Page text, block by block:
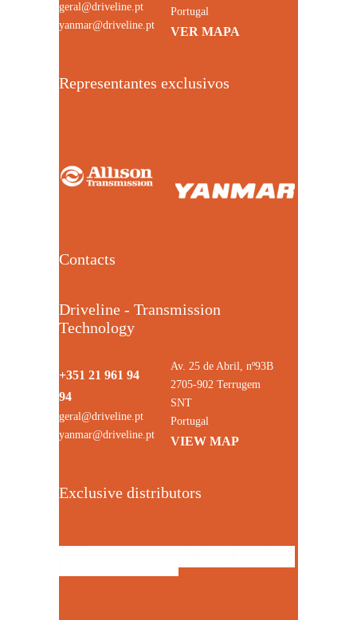
geral@driveline.pt
yanmar@driveline.pt
Portugal
VER MAPA
Representantes exclusivos
Contacts
Driveline - Transmission
Technology
+351 21 961 94
94
geral@driveline.pt
yanmar@driveline.pt
Av. 25 de Abril, nº93B
2705-902 Terrugem
SNT
Portugal
VIEW MAP
Exclusive distributors